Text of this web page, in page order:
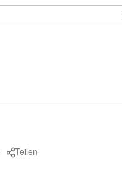
Teilen